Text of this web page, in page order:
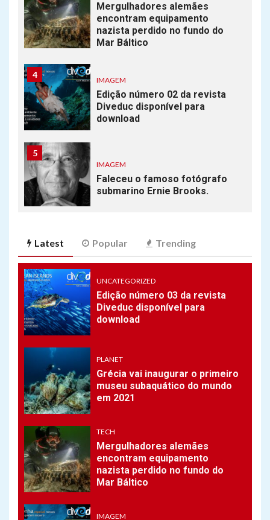
Mergulhadores alemães
encontram equipamento
nazista perdido no fundo do
Mar Báltico
4
IMAGEM
Edição número 02 da revista
Diveduc disponível para
download
5
IMAGEM
Faleceu o famoso fotógrafo
submarino Ernie Brooks.
Eslovena Alenka Artnik
quebra recorde mundial de
7
PLANET
1
UNCATEGORIZED
download
2
PLANET
Grécia vai inaugurar o
Latest Popular Trending
UNCATEGORIZED
Edição número 03 da revista
Diveduc disponível para
download
PLANET
Grécia vai inaugurar o primeiro
museu subaquático do mundo
em 2021
TECH
Mergulhadores alemães
encontram equipamento
nazista perdido no fundo do
Mar Báltico
IMAGEM